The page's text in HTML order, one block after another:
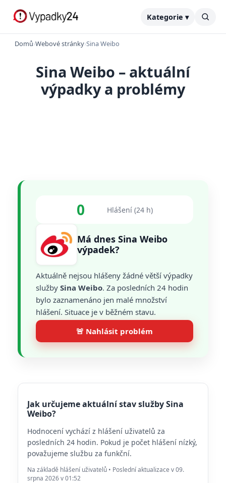
Kategorie ▾
Domů›Webové stránky›Sina Weibo
Sina Weibo – aktuální
výpadky a problémy
0 Hlášení (24 h)
Má dnes Sina Weibo
výpadek?
Aktuálně nejsou hlášeny žádné větší výpadky
služby Sina Weibo. Za posledních 24 hodin
bylo zaznamenáno jen malé množství
hlášení. Situace je v běžném stavu.
🚨 Nahlásit problém
Jak určujeme aktuální stav služby Sina
Weibo?
Hodnocení vychází z hlášení uživatelů za
posledních 24 hodin. Pokud je počet hlášení nízký,
považujeme službu za funkční.
Na základě hlášení uživatelů • Poslední aktualizace v 09.
srpna 2026 v 01:52